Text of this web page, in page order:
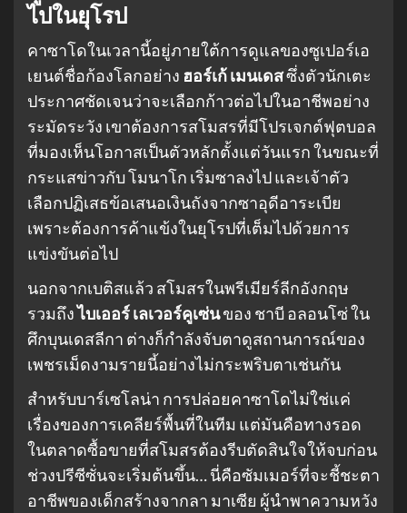
ไปในยุโรป
คาซาโดในเวลานี้อยู่ภายใต้การดูแลของซูเปอร์เอ
เยนต์ชื่อก้องโลกอย่าง ฮอร์เก้ เมนเดสซึ่งตัวนักเตะ
ประกาศชัดเจนว่าจะเลือกก้าวต่อไปในอาชีพอย่าง
ระมัดระวัง เขาต้องการสโมสรที่มีโปรเจกต์ฟุตบอล
ที่มองเห็นโอกาสเป็นตัวหลักตั้งแต่วันแรก ในขณะที่
กระแสข่าวกับ โมนาโก เริ่มซาลงไป และเจ้าตัว
เลือกปฏิเสธข้อเสนอเงินถังจากซาอุดีอาระเบีย
เพราะต้องการค้าแข้งในยุโรปที่เต็มไปด้วยการ
แข่งขันต่อไป
นอกจากเบติสแล้ว สโมสรในพรีเมียร์ลีกอังกฤษ
รวมถึงไบเออร์ เลเวอร์คูเซ่นของ ชาบี อลอนโซ่ ใน
ศึกบุนเดสลีกา ต่างก็กำลังจับตาดูสถานการณ์ของ
เพชรเม็ดงามรายนี้อย่างไม่กระพริบตาเช่นกัน
สำหรับบาร์เซโลน่า การปล่อยคาซาโดไม่ใช่แค่
เรื่องของการเคลียร์พื้นที่ในทีม แต่มันคือทางรอด
ในตลาดซื้อขายที่สโมสรต้องรีบตัดสินใจให้จบก่อน
ช่วงปรีซีซั่นจะเริ่มต้นขึ้น… นี่คือซัมเมอร์ที่จะชี้ชะตา
อาชีพของเด็กสร้างจากลา มาเซีย ผู้นำพาความหวัง